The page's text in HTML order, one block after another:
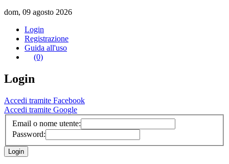
dom, 09 agosto 2026
Login
Registrazione
Guida all'uso
(0)
Login
Accedi tramite Facebook
Accedi tramite Google
Email o nome utente:
Password: